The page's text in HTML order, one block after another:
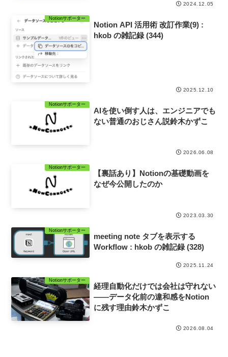
2024.12.05
Notionサポーター
Notion API 活用術 改訂作業(9) :
hkob の雑記録 (344)
2025.12.10
Notionサポーター
AIを使い倒す人は、エンジニアでも
ない普通のおじさん説鈴木かずこ
2026.06.08
Notionサポーター
【裏話あり】Notionの基礎動画を
なぜ今公開したのか
2023.03.30
Notionサポーター
meeting note タブを表示する
Workflow : hkob の雑記録 (328)
2025.11.24
Notionサポーター
経理自動化だけでは会社は守れない
——データ化前の違和感をNotion
に残す理由鈴木かずこ
2026.08.04